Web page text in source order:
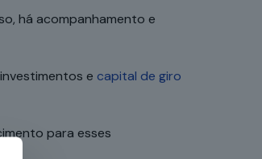
há acompanhamento e
e capital de giro
para esses